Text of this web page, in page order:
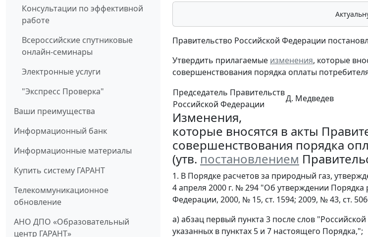
Консультации по эффективной
работе
Всероссийские спутниковые
онлайн-семинары
Электронные услуги
"Экспресс Проверка"
Ваши преимущества
Информационный банк
Информационные материалы
Купить систему ГАРАНТ
Телекоммуникационное
обновление
АНО ДПО «Образовательный
центр ГАРАНТ»
Правительство Российской Федерации
Утвердить прилагаемые изменения, которые
совершенствования порядка оплаты
Председатель Правительств
Российской Федерации
Д. Медведев
Изменения,
которые вносятся в акты
совершенствования порядка
(утв. постановлением
1. В Порядке расчетов за природный газ,
4 апреля 2000 г. № 294 "Об утверждении Порядка
Федерации, 2000, № 15, ст. 1594; 2009, № 43, ст.
а) абзац первый пункта 3 после слов
указанных в пунктах 5 и 7 настоящего Порядка,";